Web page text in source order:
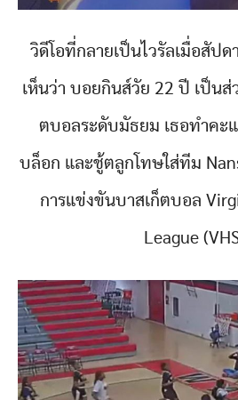
วิดีโอที่กลายเป็นไวรัลเมื่อสัป
เห็นว่า บอยกินส์วัย 22 ปี เป็น
ตบอลระดับมัธยม เธอทำคะ
บล็อก และชู้ตลูกโทษใส่ทีม
การแข่งขันบาสเก็ตบอล
League